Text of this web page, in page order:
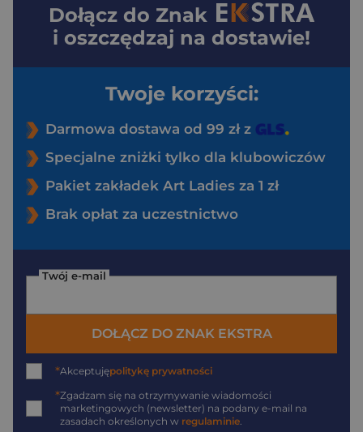
Dołącz do Znak
i oszczędzaj na dostawie!
Twoje korzyści:
Darmowa dostawa od 99 zł z
Specjalne zniżki tylko dla klubowiczów
Pakiet zakładek Art Ladies za 1 zł
Brak opłat za uczestnictwo
Twój e-mail
DOŁĄCZ DO ZNAK EKSTRA
*Akceptujępolitykę prywatności
*Zgadzam się na otrzymywanie wiadomości
marketingowych (newsletter) na podany e-mail na
zasadach określonych w regulaminie